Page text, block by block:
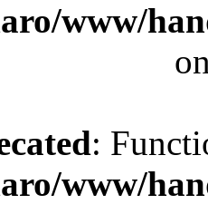
www/
:
www/